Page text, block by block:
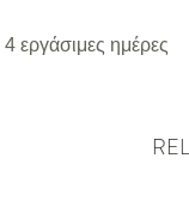
εργάσιμες ημέρες